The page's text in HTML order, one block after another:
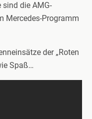
sind die AMG-
Mercedes-Programm
der „Roten
Spaß…